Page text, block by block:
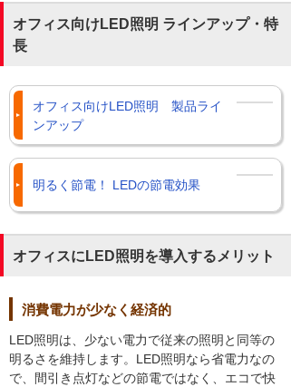
オフィス向けLED照明 ラインアップ・特
長
オフィス向けLED照明 製品ライ
ンアップ
明るく節電！ LEDの節電効果
オフィスにLED照明を導入するメリット
消費電力が少なく経済的
LED照明は、少ない電力で従来の照明と同等の
明るさを維持します。LED照明なら省電力なの
で、間引き点灯などの節電ではなく、エコで快